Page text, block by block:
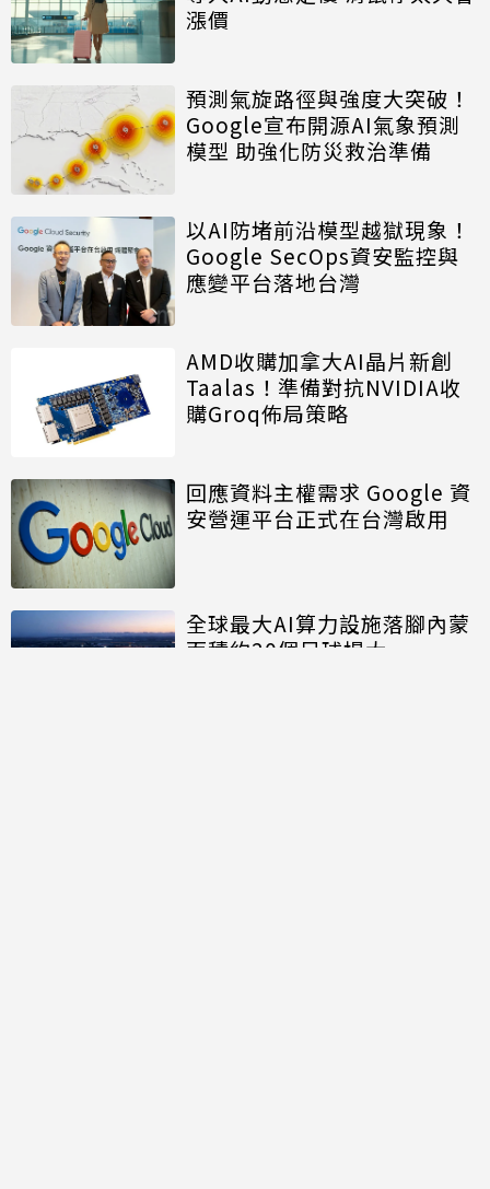
漲價
預測氣旋路徑與強度大突破！
Google宣布開源AI氣象預測
模型 助強化防災救治準備
以AI防堵前沿模型越獄現象！
Google SecOps資安監控與
應變平台落地台灣
AMD收購加拿大AI晶片新創
Taalas！準備對抗NVIDIA收
購Groq佈局策略
回應資料主權需求 Google 資
安營運平台正式在台灣啟用
全球最大AI算力設施落腳內蒙
面積約20個足球場大